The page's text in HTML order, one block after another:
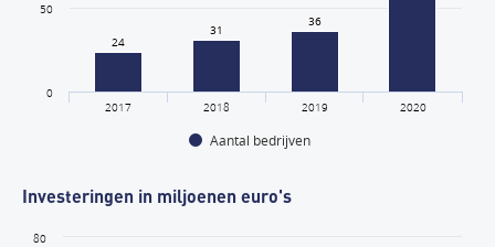
Investeringen in miljoenen euro's
80
24
24
31
31
36
36
Aantal bedrijven
2017 2018 2019 2020
0
50